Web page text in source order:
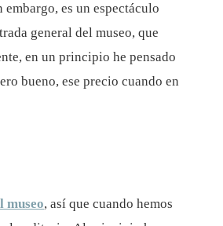
es un espectáculo
general del museo, que
en un principio he pensado
bueno, ese precio cuando en
museo, así que cuando hemos